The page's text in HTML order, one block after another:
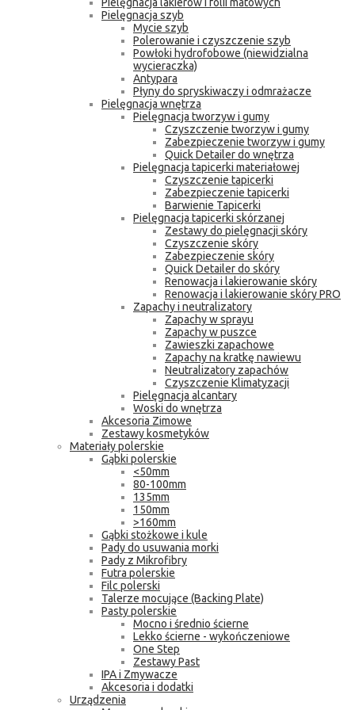
Pielęgnacja szyb
Mycie szyb
Polerowanie i czyszczenie szyb
Powłoki hydrofobowe (niewidzialna
wycieraczka)
Antypara
Płyny do spryskiwaczy i odmrażacze
Pielęgnacja wnętrza
Pielęgnacja tworzyw i gumy
Czyszczenie tworzyw i gumy
Zabezpieczenie tworzyw i gumy
Quick Detailer do wnętrza
Pielęgnacja tapicerki materiałowej
Czyszczenie tapicerki
Zabezpieczenie tapicerki
Barwienie Tapicerki
Pielęgnacja tapicerki skórzanej
Zestawy do pielęgnacji skóry
Czyszczenie skóry
Zabezpieczenie skóry
Quick Detailer do skóry
Renowacja i lakierowanie skóry
Renowacja i lakierowanie skóry PRO
Zapachy i neutralizatory
Zapachy w sprayu
Zapachy w puszce
Zawieszki zapachowe
Zapachy na kratkę nawiewu
Neutralizatory zapachów
Czyszczenie Klimatyzacji
Pielęgnacja alcantary
Woski do wnętrza
Akcesoria Zimowe
Zestawy kosmetyków
Materiały polerskie
Gąbki polerskie
<50mm
80-100mm
135mm
150mm
>160mm
Gąbki stożkowe i kule
Pady do usuwania morki
Pady z Mikrofibry
Futra polerskie
Filc polerski
Talerze mocujące (Backing Plate)
Pasty polerskie
Mocno i średnio ścierne
Lekko ścierne - wykończeniowe
One Step
Zestawy Past
IPA i Zmywacze
Akcesoria i dodatki
Urządzenia